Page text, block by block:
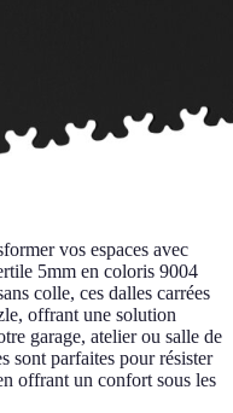
vos espaces avec
5mm en coloris 9004
colle, ces dalles carrées
offrant une solution
garage, atelier ou salle de
sont parfaites pour résister
offrant un confort sous les